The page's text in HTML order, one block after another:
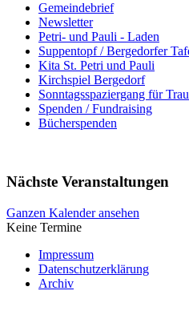
Gemeindebrief
Newsletter
Petri- und Pauli - Laden
Suppentopf / Bergedorfer
Kita St. Petri und Pauli
Kirchspiel Bergedorf
Sonntagsspaziergang für
Spenden / Fundraising
Bücherspenden
Nächste Veranstaltungen
Ganzen Kalender ansehen
Keine Termine
Impressum
Datenschutzerklärung
Archiv